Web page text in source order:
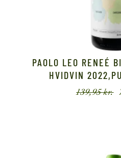
PAOLO LEO RENEÉ
HVIDVIN
139,95kr.